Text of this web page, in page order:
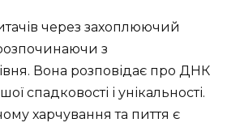
через захоплюючий
з
Вона розповідає про ДНК
спадковості і унікальності.
харчування та пиття є